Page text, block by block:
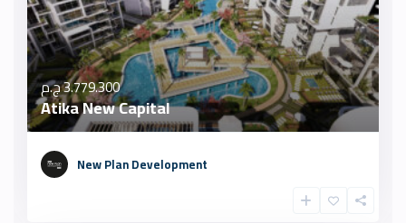
3.779.300 ج.م
Atika New Capital
New Plan Development